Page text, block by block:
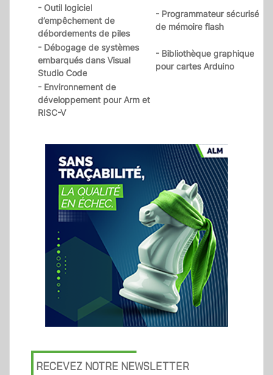
- Outil logiciel
d’empêchement de
débordements de piles
- Programmateur sécurisé
de mémoire flash
- Débogage de systèmes
embarqués dans Visual
Studio Code
- Bibliothèque graphique
pour cartes Arduino
- Environnement de
développement pour Arm et
RISC-V
RECEVEZ NOTRE NEWSLETTER